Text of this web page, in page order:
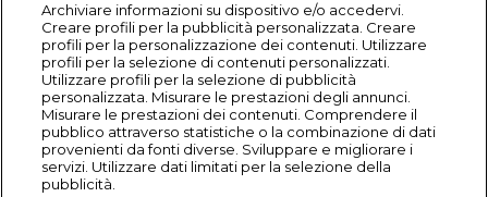
Archiviare informazioni su dispositivo e/o accedervi.
Creare profili per la pubblicità personalizzata. Creare
profili per la personalizzazione dei contenuti. Utilizzare
profili per la selezione di contenuti personalizzati.
Utilizzare profili per la selezione di pubblicità
personalizzata. Misurare le prestazioni degli annunci.
Misurare le prestazioni dei contenuti. Comprendere il
pubblico attraverso statistiche o la combinazione di dati
provenienti da fonti diverse. Sviluppare e migliorare i
servizi. Utilizzare dati limitati per la selezione della
pubblicità.